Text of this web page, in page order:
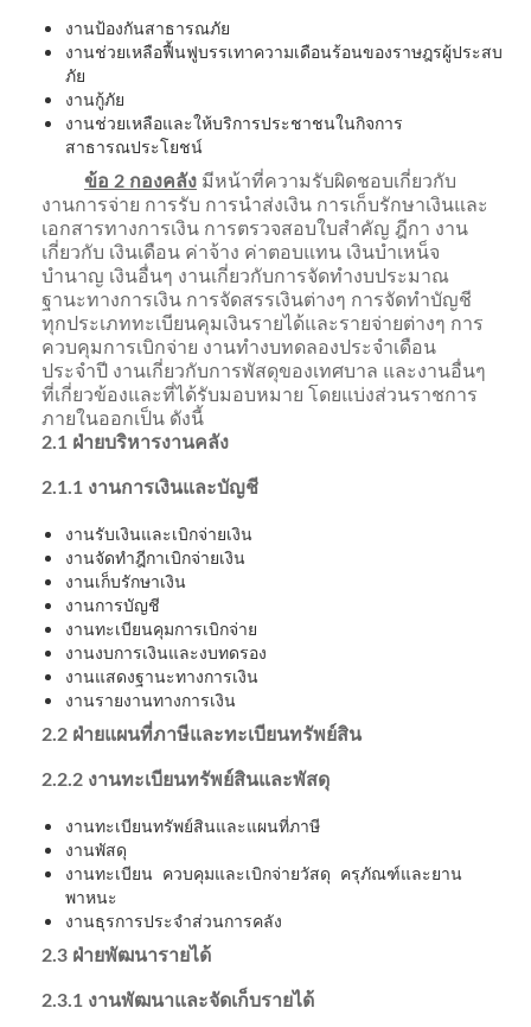
งานป้องกันสาธารณภัย
งานช่วยเหลือฟื้นฟูบรรเทาความเดือนร้อนของราษฎรผู้ประสบ
ภัย
งานกู้ภัย
งานช่วยเหลือและให้บริการประชาชนในกิจการ
สาธารณประโยชน์
ข้อ 2 กองคลัง มีหน้าที่ความรับผิดชอบเกี่ยวกับ
งานการจ่าย การรับ การนำส่งเงิน การเก็บรักษาเงินและ
เอกสารทางการเงิน การตรวจสอบใบสำคัญ ฎีกา งาน
เกี่ยวกับ เงินเดือน ค่าจ้าง ค่าตอบแทน เงินบำเหน็จ
บำนาญ เงินอื่นๆ งานเกี่ยวกับการจัดทำงบประมาณ
ฐานะทางการเงิน การจัดสรรเงินต่างๆ การจัดทำบัญชี
ทุกประเภททะเบียนคุมเงินรายได้และรายจ่ายต่างๆ การ
ควบคุมการเบิกจ่าย งานทำงบทดลองประจำเดือน
ประจำปี งานเกี่ยวกับการพัสดุของเทศบาล และงานอื่นๆ
ที่เกี่ยวข้องและที่ได้รับมอบหมาย โดยแบ่งส่วนราชการ
ภายในออกเป็น ดังนี้
2.1 ฝ่ายบริหารงานคลัง
2.1.1 งานการเงินและบัญชี
งานรับเงินและเบิกจ่ายเงิน
งานจัดทำฎีกาเบิกจ่ายเงิน
งานเก็บรักษาเงิน
งานการบัญชี
งานทะเบียนคุมการเบิกจ่าย
งานงบการเงินและงบทดรอง
งานแสดงฐานะทางการเงิน
งานรายงานทางการเงิน
2.2 ฝ่ายแผนที่ภาษีและทะเบียนทรัพย์สิน
2.2.2 งานทะเบียนทรัพย์สินและพัสดุ
งานทะเบียนทรัพย์สินและแผนที่ภาษี
งานพัสดุ
งานทะเบียน ควบคุมและเบิกจ่ายวัสดุ ครุภัณฑ์และยาน
พาหนะ
งานธุรการประจำส่วนการคลัง
2.3 ฝ่ายพัฒนารายได้
2.3.1 งานพัฒนาและจัดเก็บรายได้